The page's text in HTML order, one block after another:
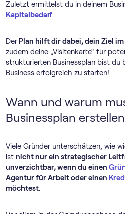
Zuletzt ermittelst du in deinem
Kapitalbedarf.
DerPlan hilft dir dabei, dein Ziel im
zudem deine „Visitenkarte“ für
strukturierten Businessplan bist du
Business erfolgreich zu starten!
Wann und warum
Businessplan
Viele Gründer unterschätzen, wie
ist nicht nur ein strategischer
unverzichtbar, wenn du einen
Agentur für Arbeit oder einen
möchtest.